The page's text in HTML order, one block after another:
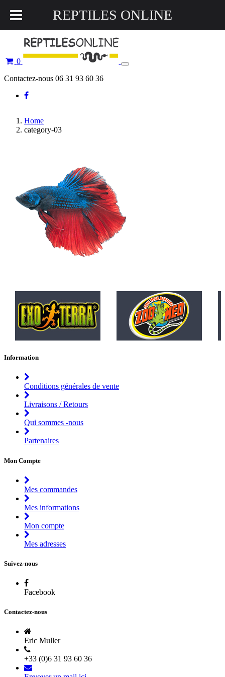
0
Toggle
Contactez-nous 06 31 93 60 36
Home
category-03
Information
Conditions générales de vente
Livraisons / Retours
Qui sommes -nous
Partenaires
Mon Compte
Mes commandes
Mes informations
Mon compte
Mes adresses
Suivez-nous
Facebook
Contactez-nous
Eric Muller
+33 (0)6 31 93 60 36
REPTILES ONLINE